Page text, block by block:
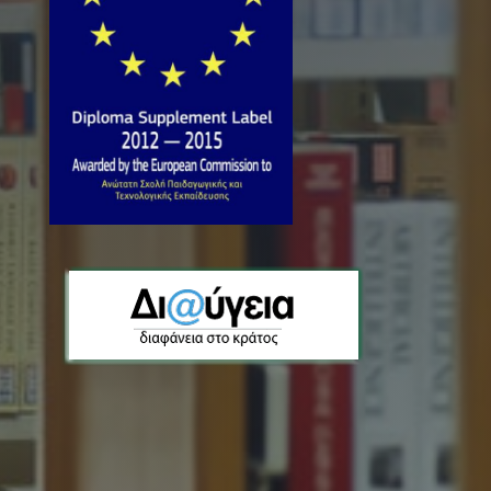
http://kozani.aspete.gr/
ΕΠΠΑΙΚ - ΠΕΣΥΠ Λιβαδειάς
3ο Γυμνάσιο Λειβαδειάς Αριστοφάνους και
Διστόμου
Λιβαδειά 32131
Ελλάδα
Phone 2261301804
http://aspete-livadias.weebly.com/
ΕΠΠΑΙΚ - ΠΕΣΥΠ Μυτιλήνης
Στρατή Μυριβήλη 108
Μυτιλήνη 81100
Ελλάδα
ΕΠΠΑΙΚ - ΠΕΣΥΠ Πάτρας